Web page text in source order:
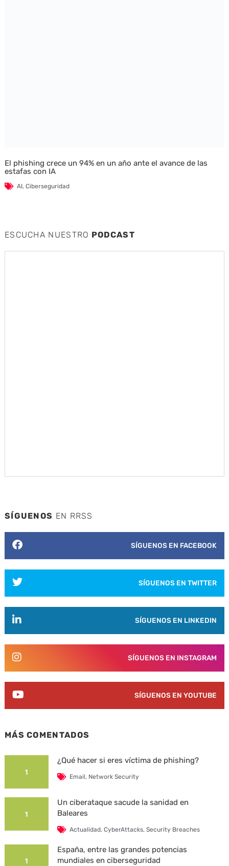
El phishing crece un 94% en un año ante el avance de las
estafas con IA
AI, Ciberseguridad
ESCUCHA NUESTRO PODCAST
SÍGUENOS EN RRSS
SÍGUENOS EN FACEBOOK
SÍGUENOS EN TWITTER
SÍGUENOS EN LINKEDIN
SÍGUENOS EN INSTAGRAM
SÍGUENOS EN YOUTUBE
MÁS COMENTADOS
1
¿Qué hacer si eres víctima de phishing?
Email, Network Security
1
Un ciberataque sacude la sanidad en
Baleares
Actualidad,CyberAttacks,Security Breaches
1
España, entre las grandes potencias
mundiales en ciberseguridad